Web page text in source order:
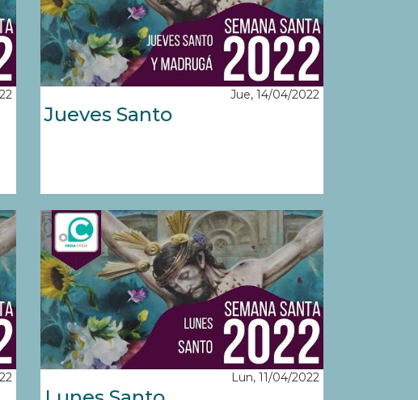
Jue, 14/04/2022
Jueves Santo
Lun, 11/04/2022